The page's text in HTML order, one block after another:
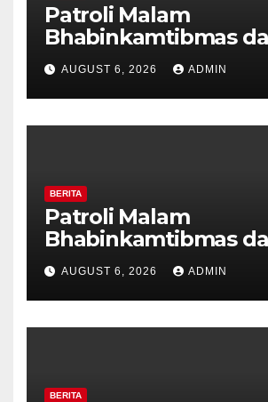
Patroli Malam
Bhabinkamtibmas
Pilar Kelurahan
Perkuat Kamtibmas,
Diajak Aktifkan
AUGUST 6, 2026 ADMIN
BERITA
Patroli Malam
Bhabinkamtibmas
Pilar Kelurahan
Perkuat Kamtibmas,
Diajak Aktifkan
AUGUST 6, 2026 ADMIN
BERITA